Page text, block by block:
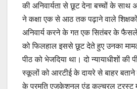
की अनिवार्यता से छूट देना बच्चों के साथ
ने कक्षा एक से आठ तक पढ़ाने वाले
अनिवार्य करने के गत एक सितंबर के
को फिलहाल इससे छूट देते हुए उनका
पीठ को भेजदिया था। दो न्यायाधीशों
स्कूलों को आरटीई के दायरे से बाहर बताने
के प्रमति एजुकेशनल एंड कल्चरल ट्रस्ट